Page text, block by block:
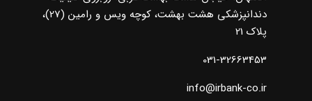
دندانپزشکی هشت بهشت، کوچه ویس و رامین (27)،
پلاک 21
031-32663453
info@irbank-co.ir